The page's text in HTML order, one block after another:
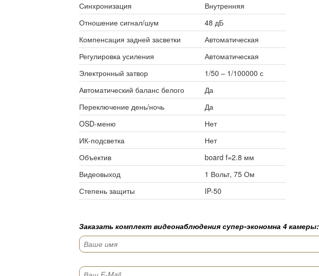
Синхронизация
Внутренняя
Отношение сигнал/шум
48 дБ
Компенсация задней засветки
Автоматическая
Регулировка усиления
Автоматическая
Электронный затвор
1/50 – 1/100000 с
Автоматический баланс белого
Да
Переключение день/ночь
Да
OSD-меню
Нет
ИК-подсветка
Нет
Объектив
board f=2.8 мм
Видеовыход
1 Вольт, 75 Ом
Степень защиты
IP-50
Заказать комплект видеонаблюдения супер-экономна 4 камеры: